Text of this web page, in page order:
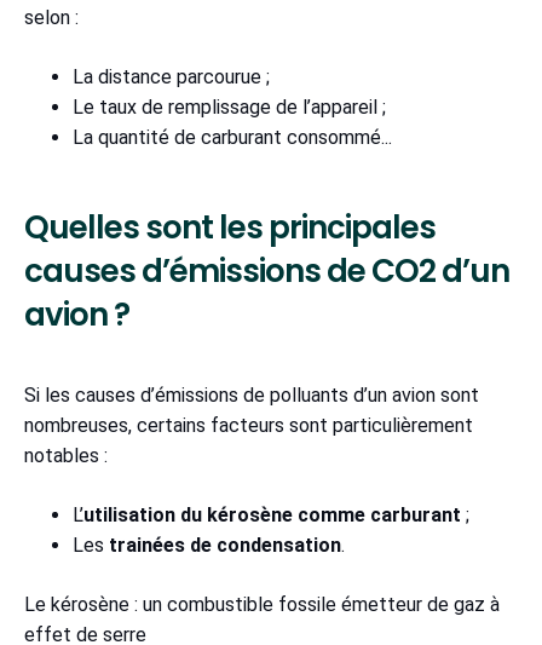
selon :
La distance parcourue ;
Le taux de remplissage de l’appareil ;
La quantité de carburant consommé...
Quelles sont les principales
causes d’émissions de CO2 d’un
avion ?
Si les causes d’émissions de polluants d’un avion sont
nombreuses, certains facteurs sont particulièrement
notables :
L’utilisation du kérosène comme carburant ;
Les trainées de condensation.
Le kérosène : un combustible fossile émetteur de gaz à
effet de serre